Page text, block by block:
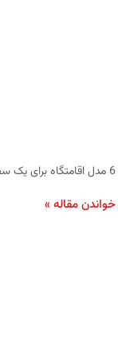
6 مدل اقامتگاه برای یک سفر ارزان + مقایسه
خواندن مقاله »